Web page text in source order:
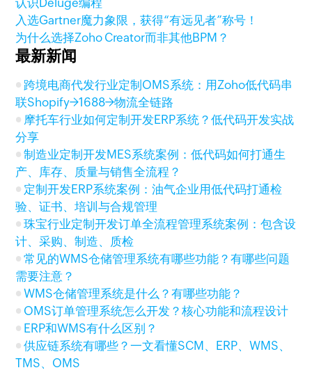
认识Deluge编程
入选Gartner魔力象限，获得“有远见者”称号！
为什么选择Zoho Creator而非其他BPM？
最新新闻
跨境电商代发行业定制OMS系统：用Zoho低代码串
联Shopify→1688→物流全链路
摩托车行业如何定制开发ERP系统？低代码开发实战
分享
制造业定制开发MES系统案例：低代码如何打通生
产、库存、质量与销售全流程？
定制开发ERP系统案例：油气企业用低代码打通检
验、证书、培训与合规管理
珠宝行业定制开发订单全流程管理系统案例：包含设
计、采购、制造、质检
常见的WMS仓储管理系统有哪些功能？有哪些问题
需要注意？
WMS仓储管理系统是什么？有哪些功能？
OMS订单管理系统怎么开发？核心功能和流程设计
ERP和WMS有什么区别？
供应链系统有哪些？一文看懂SCM、ERP、WMS、
TMS、OMS